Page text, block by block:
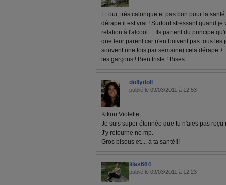
Et oui, très calorique et pas bon pour la
dérape il est vrai ! Surtout stressant quand
relation à l'alcool.... Ils partent du principe
que leur parent car n'en boivent pas tous les
souvent une fois par semaine) cela dérape
les garçons ! Bien triste ! Bises
dollydoll
publié le 09/03/2011 à 12:53
Kikou Violette,
Je suis super étonnée que tu n'aies pas reçu
J'y retourne ne mp.
Gros bisous et.... à ta santé!!!
lilas664
publié le 09/03/2011 à 12:23